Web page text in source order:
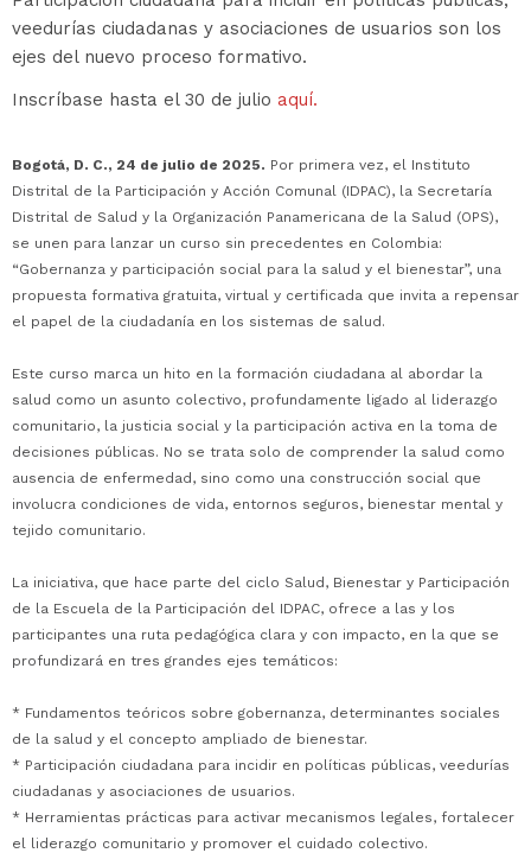
veedurías ciudadanas y asociaciones de usuarios son los
ejes del nuevo proceso formativo.
Inscríbase hasta el 30 de julio aquí.
Bogotá, D. C., 24 de julio de 2025. Por primera vez, el Instituto
Distrital de la Participación y Acción Comunal (IDPAC), la Secretaría
Distrital de Salud y la Organización Panamericana de la Salud (OPS),
se unen para lanzar un curso sin precedentes en Colombia:
“Gobernanza y participación social para la salud y el bienestar”, una
propuesta formativa gratuita, virtual y certificada que invita a repensar
el papel de la ciudadanía en los sistemas de salud.
Este curso marca un hito en la formación ciudadana al abordar la
salud como un asunto colectivo, profundamente ligado al liderazgo
comunitario, la justicia social y la participación activa en la toma de
decisiones públicas. No se trata solo de comprender la salud como
ausencia de enfermedad, sino como una construcción social que
involucra condiciones de vida, entornos seguros, bienestar mental y
tejido comunitario.
La iniciativa, que hace parte del ciclo Salud, Bienestar y Participación
de la Escuela de la Participación del IDPAC, ofrece a las y los
participantes una ruta pedagógica clara y con impacto, en la que se
profundizará en tres grandes ejes temáticos:
* Fundamentos teóricos sobre gobernanza, determinantes sociales
de la salud y el concepto ampliado de bienestar.
* Participación ciudadana para incidir en políticas públicas, veedurías
ciudadanas y asociaciones de usuarios.
* Herramientas prácticas para activar mecanismos legales, fortalecer
el liderazgo comunitario y promover el cuidado colectivo.